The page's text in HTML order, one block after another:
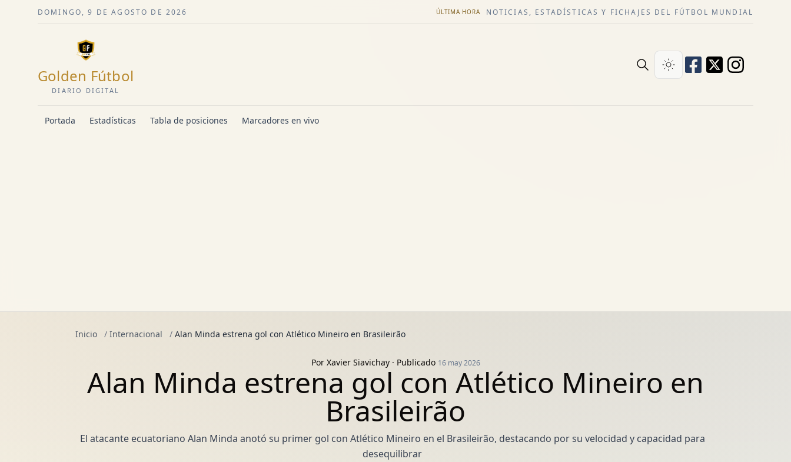
DOMINGO, 9 DE AGOSTO DE 2026 ÚLTIMA HORA NOTICIAS, ESTADÍSTICAS Y FICHAJES DEL FÚTBOL MUNDIAL
Golden Fútbol
DIARIO DIGITAL
Portada Estadísticas Tabla de posiciones Marcadores en vivo
Inicio / Internacional / Alan Minda estrena gol con Atlético Mineiro en Brasileirão
Por Xavier Siavichay· Publicado 16 may 2026
Alan Minda estrena gol con Atlético Mineiro en
Brasileirão
El atacante ecuatoriano Alan Minda anotó su primer gol con Atlético Mineiro en el Brasileirão, destacando por su velocidad y capacidad para
desequilibrar